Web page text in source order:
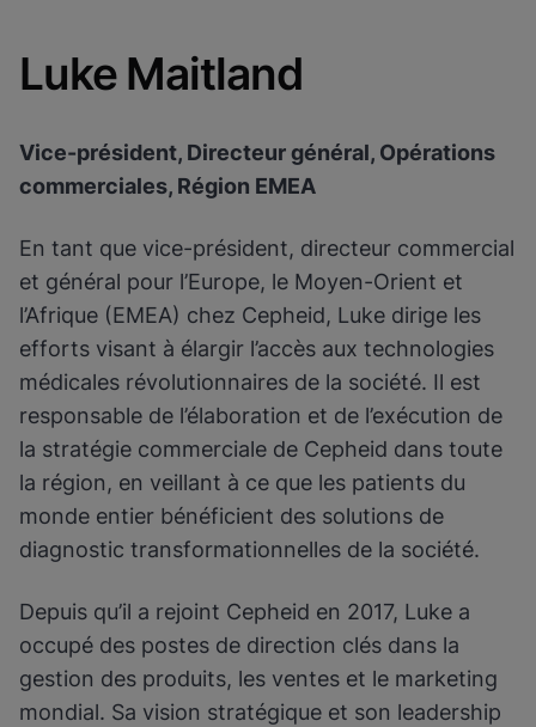
Luke Maitland
Vice-président, Directeur général, Opérations
commerciales, Région EMEA
En tant que vice-président, directeur commercial
et général pour l’Europe, le Moyen-Orient et
l’Afrique (EMEA) chez Cepheid, Luke dirige les
efforts visant à élargir l’accès aux technologies
médicales révolutionnaires de la société. Il est
responsable de l’élaboration et de l’exécution de
la stratégie commerciale de Cepheid dans toute
la région, en veillant à ce que les patients du
monde entier bénéficient des solutions de
diagnostic transformationnelles de la société.
Depuis qu’il a rejoint Cepheid en 2017, Luke a
occupé des postes de direction clés dans la
gestion des produits, les ventes et le marketing
mondial. Sa vision stratégique et son leadership